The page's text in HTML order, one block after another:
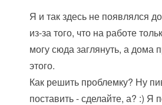
Я и так здесь не появлялся
из-за того, что на работе
могу сюда заглянуть, а дома
этого.
Как решить проблемку? Ну
поставить - сделайте, а? :) Я